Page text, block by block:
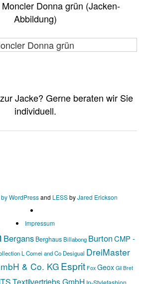
Donna grün (Jacken-
Abbildung)
WordPressand LESSbyJared Erickson
Impressum
Bergans Berghaus Billabong BurtonCMP -
L Comei and Co Desigual DreiMaster
& Co. KG Esprit Fox Geox Gil Bret
Textilvertriebs GmbH In-Stylefashion